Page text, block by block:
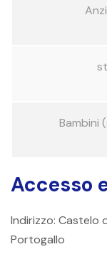
Bambini
Accesso
Indirizzo: Castelo
Portogallo